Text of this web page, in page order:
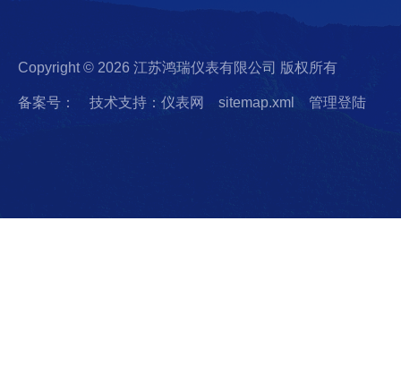
Copyright © 2026 江苏鸿瑞仪表有限公司 版权所有
备案号： 技术支持：仪表网 sitemap.xml 管理登陆